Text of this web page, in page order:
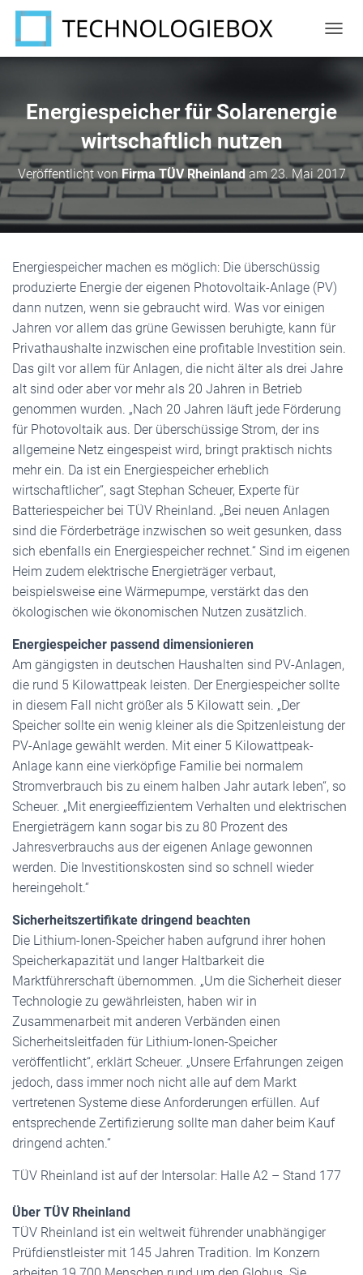
A
A
I
N
U
M
S
L
N
Energiespeicher für Solarenergie
wirtschaftlich nutzen
Veröffentlicht vonFirma TÜV Rheinlandam23. Mai 2017
Energiespeicher machen es möglich: Die überschüssig
produzierte Energie der eigenen Photovoltaik-Anlage (PV)
dann nutzen, wenn sie gebraucht wird. Was vor einigen
Jahren vor allem das grüne Gewissen beruhigte, kann für
Privathaushalte inzwischen eine profitable Investition sein.
Das gilt vor allem für Anlagen, die nicht älter als drei Jahre
alt sind oder aber vor mehr als 20 Jahren in Betrieb
genommen wurden. „Nach 20 Jahren läuft jede Förderung
für Photovoltaik aus. Der überschüssige Strom, der ins
allgemeine Netz eingespeist wird, bringt praktisch nichts
mehr ein. Da ist ein Energiespeicher erheblich
wirtschaftlicher“, sagt Stephan Scheuer, Experte für
Batteriespeicher bei TÜV Rheinland. „Bei neuen Anlagen
sind die Förderbeträge inzwischen so weit gesunken, dass
sich ebenfalls ein Energiespeicher rechnet.“ Sind im eigenen
Heim zudem elektrische Energieträger verbaut,
beispielsweise eine Wärmepumpe, verstärkt das den
ökologischen wie ökonomischen Nutzen zusätzlich.
Energiespeicher passend dimensionieren
Am gängigsten in deutschen Haushalten sind PV-Anlagen,
die rund 5 Kilowattpeak leisten. Der Energiespeicher sollte
in diesem Fall nicht größer als 5 Kilowatt sein. „Der
Speicher sollte ein wenig kleiner als die Spitzenleistung der
PV-Anlage gewählt werden. Mit einer 5 Kilowattpeak-
Anlage kann eine vierköpfige Familie bei normalem
Stromverbrauch bis zu einem halben Jahr autark leben“, so
Scheuer. „Mit energieeffizientem Verhalten und elektrischen
Energieträgern kann sogar bis zu 80 Prozent des
Jahresverbrauchs aus der eigenen Anlage gewonnen
werden. Die Investitionskosten sind so schnell wieder
hereingeholt.“
Sicherheitszertifikate dringend beachten
Die Lithium-Ionen-Speicher haben aufgrund ihrer hohen
Speicherkapazität und langer Haltbarkeit die
Marktführerschaft übernommen. „Um die Sicherheit dieser
Technologie zu gewährleisten, haben wir in
Zusammenarbeit mit anderen Verbänden einen
Sicherheitsleitfaden für Lithium-Ionen-Speicher
veröffentlicht“, erklärt Scheuer. „Unsere Erfahrungen zeigen
jedoch, dass immer noch nicht alle auf dem Markt
vertretenen Systeme diese Anforderungen erfüllen. Auf
entsprechende Zertifizierung sollte man daher beim Kauf
dringend achten.“
TÜV Rheinland ist auf der Intersolar: Halle A2 – Stand 177
Über TÜV Rheinland
TÜV Rheinland ist ein weltweit führender unabhängiger
Prüfdienstleister mit 145 Jahren Tradition. Im Konzern